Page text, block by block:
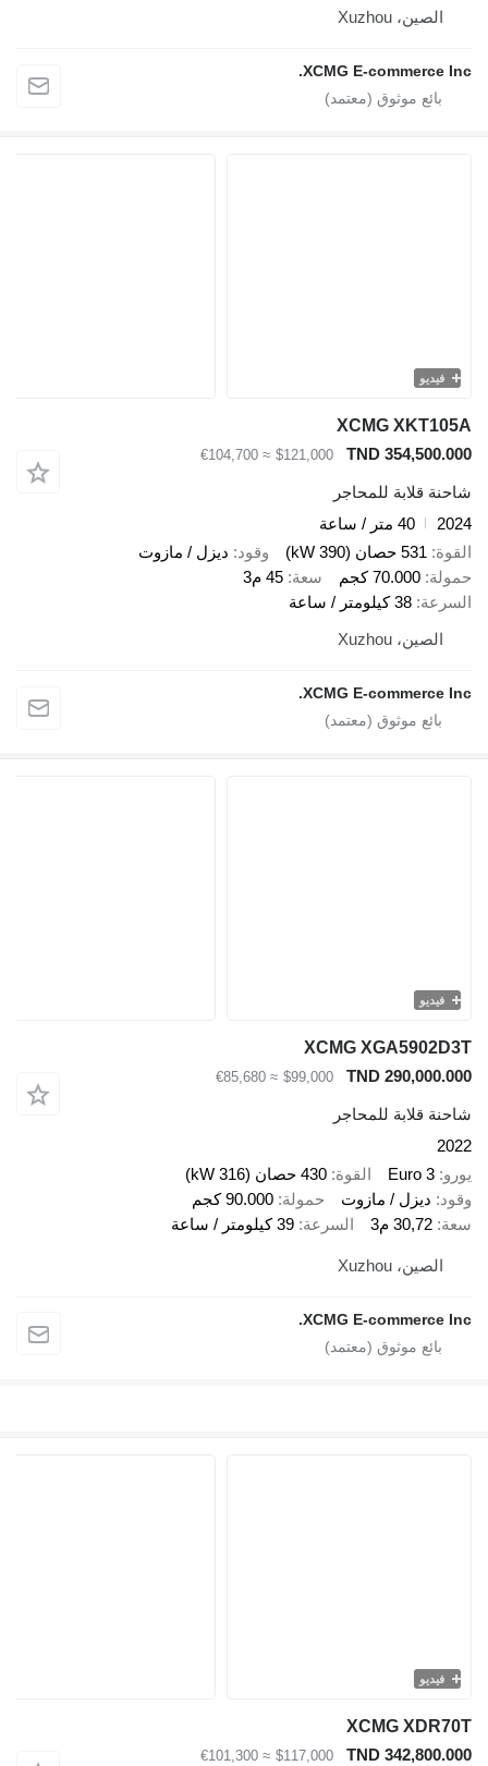
XCMG E-
XCMG
TND
$121,000
≈ €104,700
للمحاجر
40 متر / ساعة
531 حصان (390 kW)
وقود
ديزل / مازوت
70.000 كجم سعة
45 م3
38 كيلومتر / ساعة
XCMG E-
XCMG
TND
$99,000
≈ €85,680
للمحاجر
Euro 3 القوة
430 حصان (316 kW)
ديزل / مازوت
حمولة
90.000 كجم
30,72 م3
السرعة 39 كيلومتر / ساعة
XCMG E-
XCMG
TND
$117,000
≈ €101,300